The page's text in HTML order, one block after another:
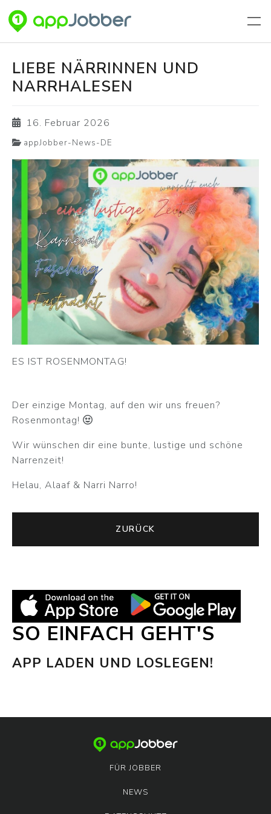
LIEBE NÄRRINNEN UND
NARRHALESEN
16. Februar 2026
appJobber-News-DE
ES IST ROSENMONTAG!
Der einzige Montag, auf den wir uns freuen?
Rosenmontag!
Wir wünschen dir eine bunte, lustige und schöne
Narrenzeit!
Helau, Alaaf & Narri Narro!
ZURÜCK
SO EINFACH GEHT'S
APP LADEN UND LOSLEGEN!
FÜR JOBBER
NEWS